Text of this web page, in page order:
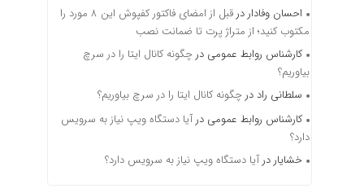
احسان وفادار در
قبل از امضای فاکتور کفپوش این ۸ مورد را
مکتوب کنید؛ از متراژ پرت تا ضمانت نصب
کارشناس روابط عمومی در چگونه کانال ایتا را در سرچ
بیاوریم؟
سلطانی راد در چگونه کانال ایتا را در سرچ بیاوریم؟
کارشناس روابط عمومی در آیا دستگاه ویپ نیاز به سرویس
دارد؟
خشایار در آیا دستگاه ویپ نیاز به سرویس دارد؟